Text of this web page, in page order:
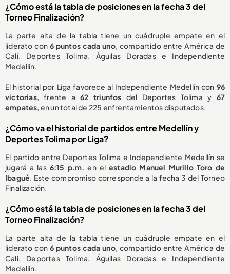
¿Cómo está la tabla de posiciones en la fecha 3 del
Torneo Finalización?
La parte alta de la tabla tiene un cuádruple empate en el
liderato con 6 puntos cada uno, compartido entre América de
Cali, Deportes Tolima, Águilas Doradas e Independiente
Medellín.
El historial por Liga favorece al Independiente Medellín con 96
victorias, frente a62 triunfos del Deportes Tolima y 67
empates , en un total de 225 enfrentamientos disputados.
¿Cómo va el historial de partidos entre Medellín y
Deportes Tolima por Liga?
El partido entre Deportes Tolima e Independiente Medellín se
jugará a las 6:15 p.m. en elestadio Manuel Murillo Toro de
Ibagué . Este compromiso corresponde a la fecha 3 del Torneo
Finalización.
¿Cómo está la tabla de posiciones en la fecha 3 del
Torneo Finalización?
La parte alta de la tabla tiene un cuádruple empate en el
liderato con 6 puntos cada uno, compartido entre América de
Cali, Deportes Tolima, Águilas Doradas e Independiente
Medellín.